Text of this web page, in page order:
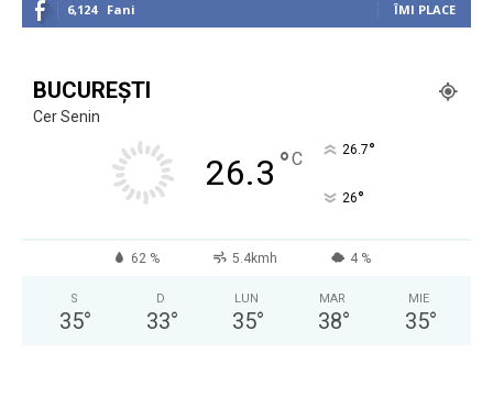
6,124 Fani ÎMI PLACE
BUCUREȘTI
Cer Senin
26.3 °C 26.7°
26°
62 % 5.4kmh 4 %
S
35°
D
33°
LUN
35°
MAR
38°
MIE
35°